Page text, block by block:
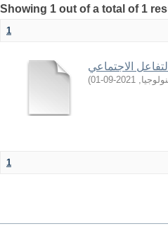
Showing 1 out of a total of 1
1
الاجتماعي
,
2021-09-01
)
1